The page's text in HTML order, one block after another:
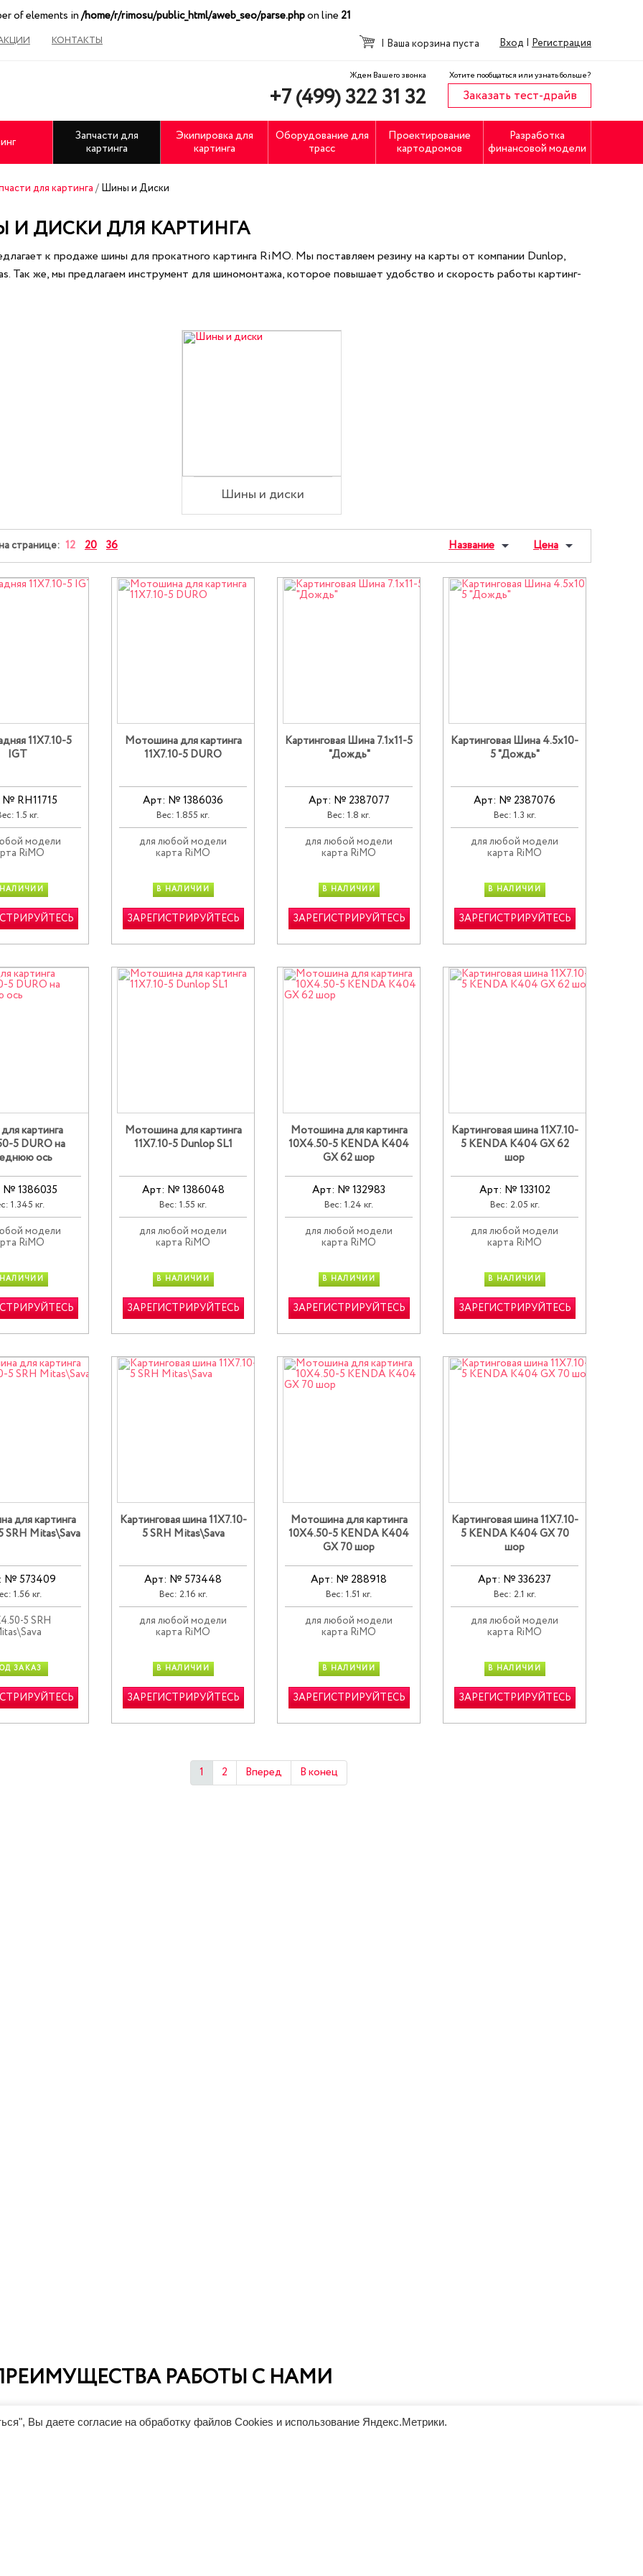
of elements in/home/r/rimosu/public_html/aweb_seo/parse.phpon line 21
КОНТАКТЫ Вход | Регистрация
| Ваша корзина пуста
Хотите пообщаться или узнать больше?
Заказать тест-драйв
Ждем Вашего звонка
+7 (499) 322 31 32
Запчасти для
картинга
Экипировка для
картинга
Оборудование для
трасс
Проектирование
картодромов
Разработка
финансовой модели
для картинга / Шины и Диски
И ДИСКИ ДЛЯ КАРТИНГА
к продаже шины для прокатного картинга RiMO. Мы поставляем резину на карты от компании Dunlop,
Так же, мы предлагаем инструмент для шиномонтажа, которое повышает удобство и скорость работы картинг-
Шины и диски
странице: 12 20 36 Цена
Название
11X7.10-5
IGT
RH11715
1.5 кг.
модели
RiMO
Мотошина для картинга
11X7.10-5 DURO
Арт: № 1386036
Вес: 1.855 кг.
для любой модели
карта RiMO
В НАЛИЧИИ
ЗАРЕГИСТРИРУЙТЕСЬ
Картинговая Шина 7.1х11-5
"Дождь"
Арт: № 2387077
Вес: 1.8 кг.
для любой модели
карта RiMO
В НАЛИЧИИ
ЗАРЕГИСТРИРУЙТЕСЬ
Картинговая Шина 4.5х10-
5 "Дождь"
Арт: № 2387076
Вес: 1.3 кг.
для любой модели
карта RiMO
В НАЛИЧИИ
ЗАРЕГИСТРИРУЙТЕСЬ
картинга
5 DURO на
ось
1386035
1.345 кг.
модели
RiMO
Мотошина для картинга
11X7.10-5 Dunlop SL1
Арт: № 1386048
Вес: 1.55 кг.
для любой модели
карта RiMO
В НАЛИЧИИ
ЗАРЕГИСТРИРУЙТЕСЬ
Мотошина для картинга
10X4.50-5 KENDA K404
GX 62 шор
Арт: № 132983
Вес: 1.24 кг.
для любой модели
карта RiMO
В НАЛИЧИИ
ЗАРЕГИСТРИРУЙТЕСЬ
Картинговая шина 11X7.10-
5 KENDA K404 GX 62
шор
Арт: № 133102
Вес: 2.05 кг.
для любой модели
карта RiMO
В НАЛИЧИИ
ЗАРЕГИСТРИРУЙТЕСЬ
для картинга
SRH Mitas\Sava
№ 573409
1.56 кг.
5 SRH
ЗАКАЗ
Картинговая шина 11X7.10-
5 SRH Mitas\Sava
Арт: № 573448
Вес: 2.16 кг.
для любой модели
карта RiMO
В НАЛИЧИИ
ЗАРЕГИСТРИРУЙТЕСЬ
Мотошина для картинга
10X4.50-5 KENDA K404
GX 70 шор
Арт: № 288918
Вес: 1.51 кг.
для любой модели
карта RiMO
В НАЛИЧИИ
ЗАРЕГИСТРИРУЙТЕСЬ
Картинговая шина 11X7.10-
5 KENDA K404 GX 70
шор
Арт: № 336237
Вес: 2.1 кг.
для любой модели
карта RiMO
В НАЛИЧИИ
ЗАРЕГИСТРИРУЙТЕСЬ
1 2 Вперед В конец
РАБОТЫ С НАМИ
Вы даете согласие на обработку файлов Cookies и использование Яндекс.Метрики.